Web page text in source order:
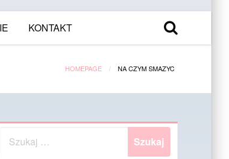
KONTAKT
HOMEPAGE NA CZYM SMAZYC